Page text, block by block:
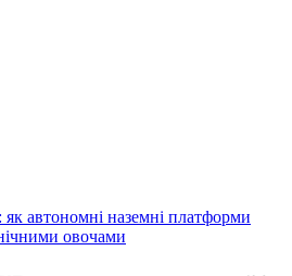
автономні наземні платформи
овочами